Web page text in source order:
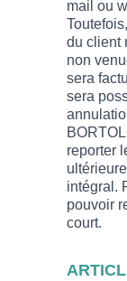
mail ou
du client
non
sera
sera
reporter
intégral.
pouvoir
court.